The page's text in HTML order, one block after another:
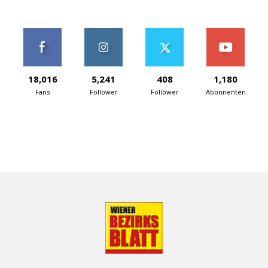
18,016
Fans
5,241
Follower
408
Follower
1,180
Abonnenten